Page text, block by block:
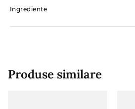
Ingrediente
Produse similare